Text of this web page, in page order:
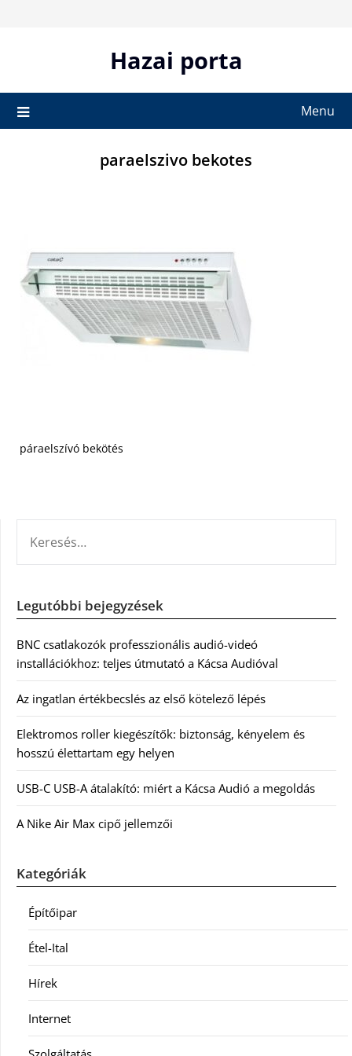
Hazai porta
Menu
paraelszivo bekotes
páraelszívó bekötés
Legutóbbi bejegyzések
BNC csatlakozók professzionális audió-videó
installációkhoz: teljes útmutató a Kácsa Audióval
Az ingatlan értékbecslés az első kötelező lépés
Elektromos roller kiegészítők: biztonság, kényelem és
hosszú élettartam egy helyen
USB-C USB-A átalakító: miért a Kácsa Audió a megoldás
A Nike Air Max cipő jellemzői
Kategóriák
Építőipar
Étel-Ital
Hírek
Internet